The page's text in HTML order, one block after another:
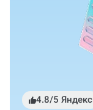
4.8/5 Яндекс